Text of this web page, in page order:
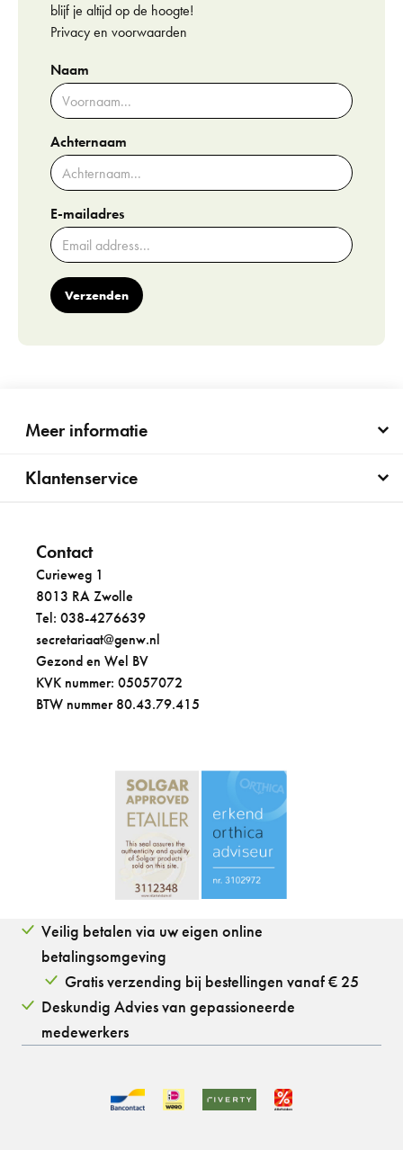
blijf je altijd op de hoogte!
Privacy en voorwaarden
Naam
Achternaam
E-mailadres
Verzenden
Meer informatie
Klantenservice
Contact
Curieweg 1
8013 RA Zwolle
Tel: 038-4276639
secretariaat@genw.nl
Gezond en Wel BV
KVK nummer: 05057072
BTW nummer 80.43.79.415
Veilig betalen via uw eigen online
betalingsomgeving
Gratis verzending bij bestellingen vanaf € 25
Deskundig Advies van gepassioneerde
medewerkers